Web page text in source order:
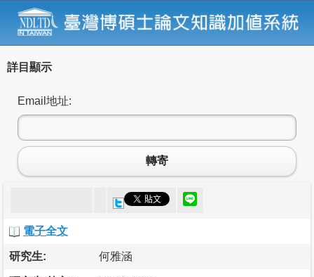
詳目顯示
Email地址:
轉寄
電子全文
研究生: 何雅涵